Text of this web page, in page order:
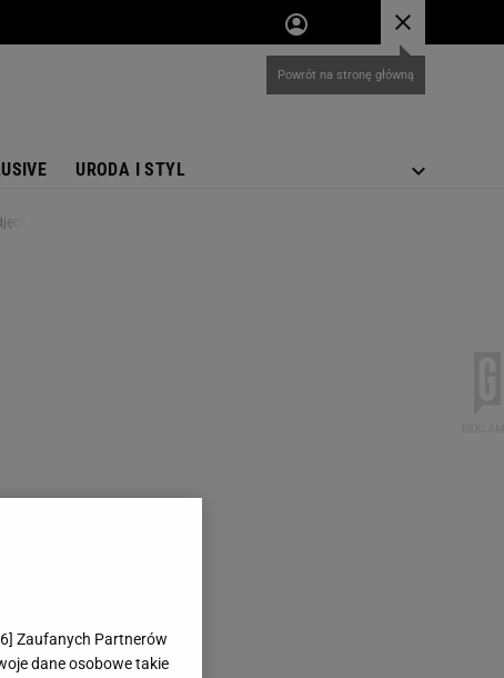
URODA I STYL
wymiata
] Zaufanych Partnerów
dane osobowe takie